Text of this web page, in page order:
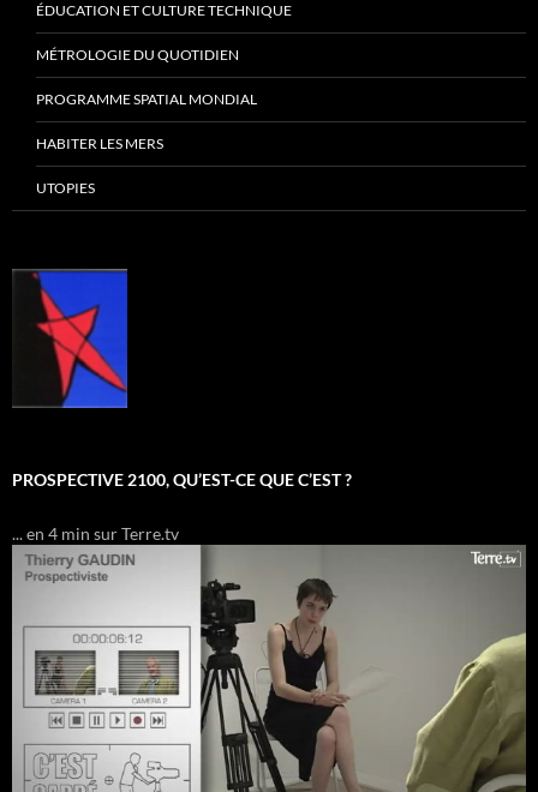
ÉDUCATION ET CULTURE TECHNIQUE
MÉTROLOGIE DU QUOTIDIEN
PROGRAMME SPATIAL MONDIAL
HABITER LES MERS
UTOPIES
PROSPECTIVE 2100, QU’EST-CE QUE C’EST ?
... en 4 min sur Terre.tv